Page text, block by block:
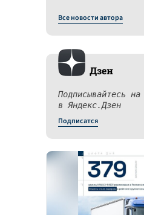
Все новости автора
Дзен
Подписывайтесь
в Яндекс.Дзен
Подписатся